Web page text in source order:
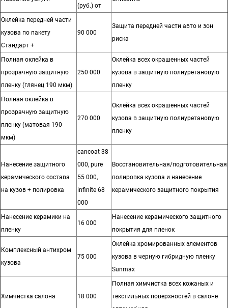
(руб.) от
Оклейка передней части
кузова по пакету
Стандарт +
90 000
Защита передней части авто и зон
риска
Полная оклейка в
прозрачную защитную
пленку (глянец 190 мкм)
250 000
Оклейка всех окрашенных частей
кузова в защитную полиуретановую
пленку
Полная оклейка в
прозрачную защитную
пленку (матовая 190
мкм)
270 000
Оклейка всех окрашенных частей
кузова в защитную полиуретановую
пленку
Нанесение защитного
керамического состава
на кузов + полировка
cancoat 38
000, pure
55 000,
infinite 68
000
Восстановительная/подготовительная
полировка кузова и нанесение
керамического защитного покрытия
Нанесение керамики на
пленку
16 000
Нанесение керамического защитного
покрытия для пленок
Комплексный антихром
кузова
75 000
Оклейка хромированных элементов
кузова в черную гибридную пленку
Sunmax
Химчистка салона 18 000
Полная химчистка всех кожаных и
текстильных поверхностей в салоне